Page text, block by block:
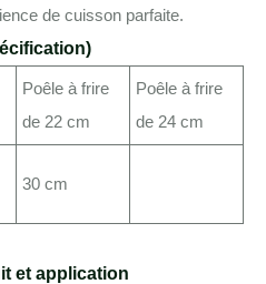
de cuisson parfaite.
Poêle à frire
de 22 cm
Poêle à frire
de 24 cm
30 cm
et application